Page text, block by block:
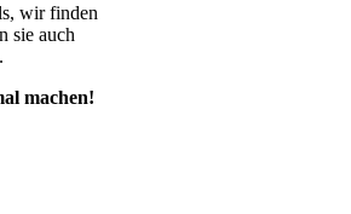
wir finden
sie auch
machen!